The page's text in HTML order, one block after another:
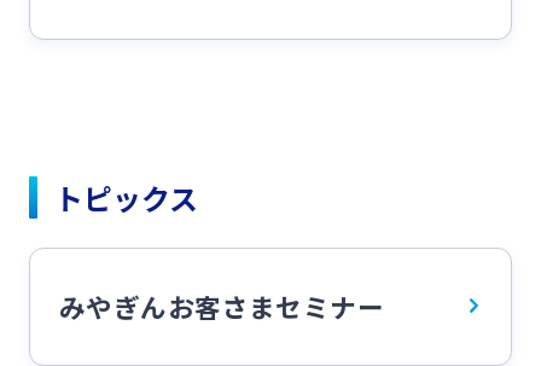
English
株主・投資家の皆さま
トピックス
みやぎんお客さまセミナー